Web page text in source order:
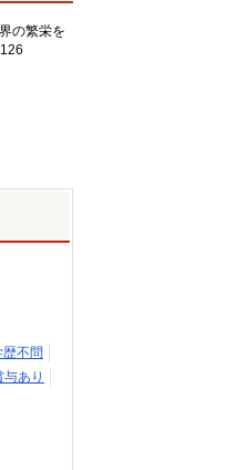
の繁栄を
歴不問
あり